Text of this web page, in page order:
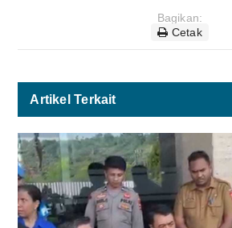
Bagikan:
Cetak
Artikel Terkait